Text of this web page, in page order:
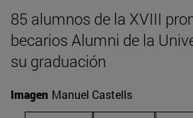
85 alumnos de la XVIII
becarios Alumni de la
su graduación
Imagen Manuel Castells